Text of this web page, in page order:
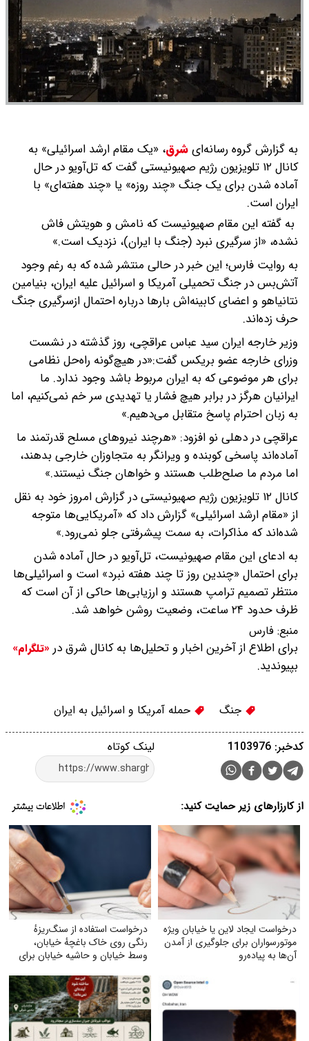
به گزارش گروه رسانه‌ایشرق، «یک مقام ارشد اسرائیلی» به
کانال ۱۲ تلویزیون رژیم صهیونیستی گفت که تل‌آویو در حال
آماده شدن برای یک جنگ «چند روزه» یا «چند هفته‌ای» با
ایران است.
به گفته این مقام صهیونیست که نامش و هویتش فاش
نشده، «از سرگیری نبرد (جنگ با ایران)، نزدیک است.»
به روایت فارس؛ این خبر در حالی منتشر شده که به رغم وجود
آتش‌بس در جنگ تحمیلی آمریکا و اسرائیل علیه ایران، بنیامین
نتانیاهو و اعضای کابینه‌اش بارها درباره احتمال ازسرگیری جنگ
حرف زده‌اند.
وزیر خارجه ایران سید عباس عراقچی، روز گذشته در نشست
وزرای خارجه عضو بریکس گفت:«در هیچ‌گونه راه‌حل نظامی
برای هر موضوعی که به ایران مربوط باشد وجود ندارد. ما
ایرانیان هرگز در برابر هیچ فشار یا تهدیدی سر خم نمی‌کنیم، اما
به زبان احترام پاسخ متقابل می‌دهیم.»
عراقچی در دهلی نو افزود: «هرچند نیروهای مسلح قدرتمند ما
آماده‌اند پاسخی کوبنده و ویرانگر به متجاوزان خارجی بدهند،
اما مردم ما صلح‌طلب هستند و خواهان جنگ نیستند.»
کانال ۱۲ تلویزیون رژیم صهیونیستی در گزارش امروز خود به نقل
از «مقام ارشد اسرائیلی» گزارش داد که «آمریکایی‌ها متوجه
شده‌اند که مذاکرات، به سمت پیشرفتی جلو نمی‌رود.»
به ادعای این مقام صهیونیست، تل‌آویو در حال آماده شدن
برای احتمال «چندین روز تا چند هفته نبرد» است و اسرائیلی‌ها
منتظر تصمیم ترامپ هستند و ارزیابی‌ها حاکی از آن است که
ظرف حدود ۲۴ ساعت، وضعیت روشن خواهد شد.
منبع: فارس
برای اطلاع از آخرین اخبار و تحلیل‌ها به کانال شرق در «تلگرام»
بپیوندید.
جنگ حمله آمریکا و اسرائیل به ایران
لینک کوتاه کدخبر: 1103976
از کارزارهای زیر حمایت کنید:
درخواست ایجاد لاین یا خیابان ویژه
موتورسواران برای جلوگیری از آمدن
آن‌ها به پیاده‌رو
درخواست استفاده از سنگ‌ریزهٔ
رنگی روی خاک باغچهٔ خیابان،
وسط خیابان و حاشیه خیابان برای